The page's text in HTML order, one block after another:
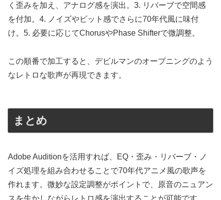
く歪みを加え、アナログ感を演出。3. リバーブで空間感
を付加。4. ノイズやビット感でさらに70年代風に味付
け。5. 必要に応じてChorusやPhase Shifterで微調整。
この順番で加工すると、デビルマンのオープニングのよう
なレトロな歌声が再現できます。
まとめ
Adobe Auditionを活用すれば、EQ・歪み・リバーブ・ノ
イズ処理を組み合わせることで70年代アニメ風の歌声を
作れます。微妙な設定調整がポイントで、原音のニュアン